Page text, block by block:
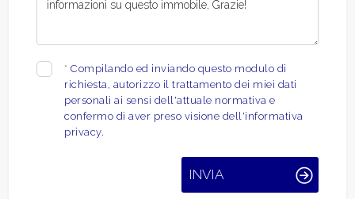
*Compilando ed inviando questo modulo di
richiesta, autorizzo il trattamento dei miei dati
personali ai sensi dell'attuale normativa e
confermo di aver preso visione dell'informativa
privacy.
INVIA